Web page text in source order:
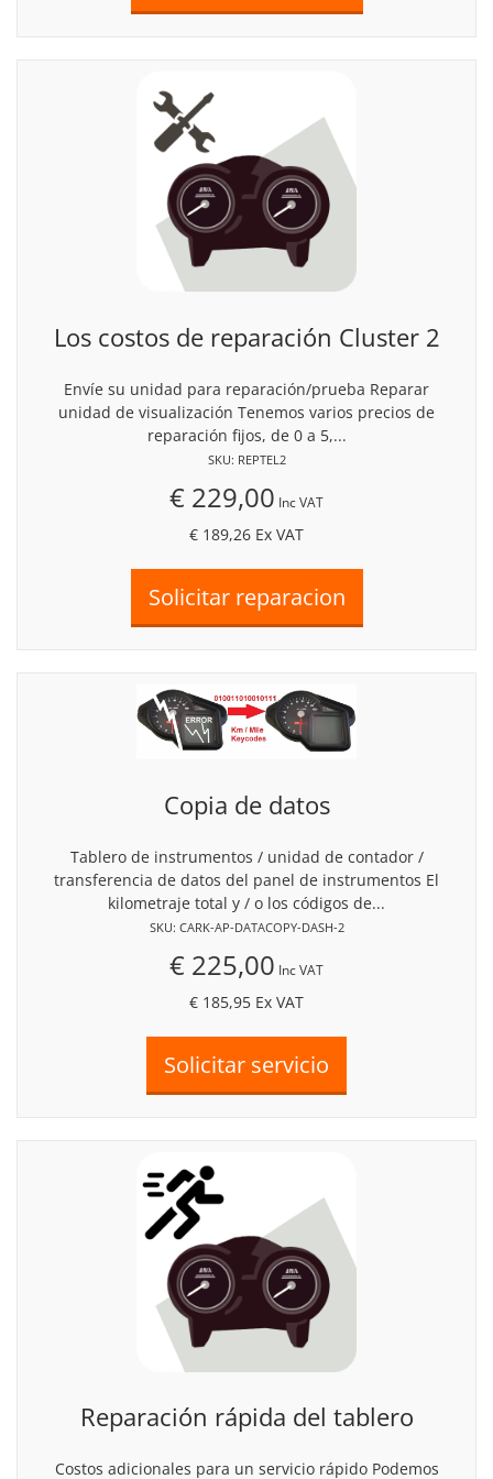
Los costos de reparación Cluster 2
Envíe su unidad para reparación/prueba Reparar
unidad de visualización Tenemos varios precios de
reparación fijos, de 0 a 5,...
SKU: REPTEL2
€ 229,00 Inc VAT
€ 189,26 Ex VAT
Copia de datos
Tablero de instrumentos / unidad de contador /
transferencia de datos del panel de instrumentos El
kilometraje total y / o los códigos de...
SKU: CARK-AP-DATACOPY-DASH-2
€ 225,00 Inc VAT
€ 185,95 Ex VAT
Reparación rápida del tablero
Costos adicionales para un servicio rápido Podemos